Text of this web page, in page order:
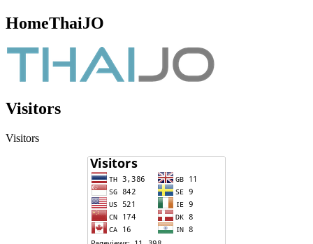
HomeThaiJO
Visitors
Visitors